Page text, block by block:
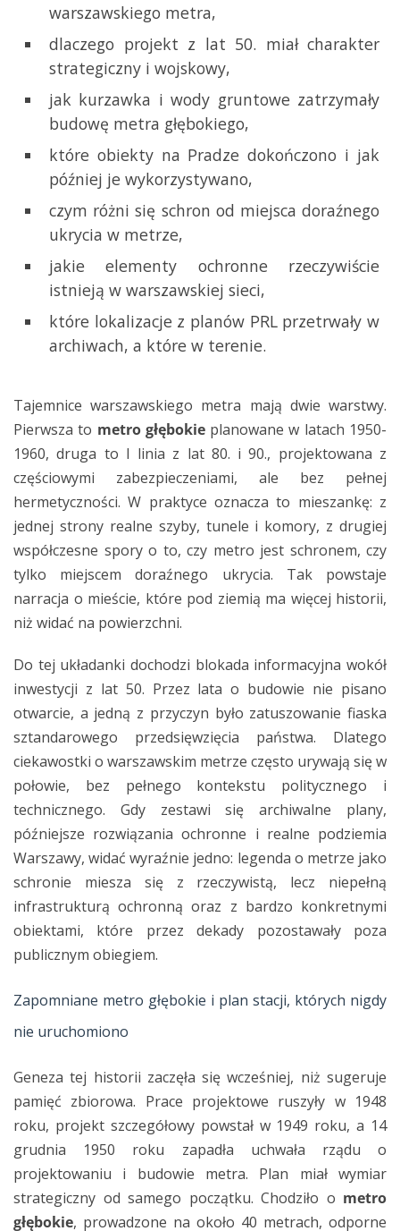
warszawskiego metra,
dlaczego projekt z lat 50. miał charakter
strategiczny i wojskowy,
jak kurzawka i wody gruntowe zatrzymały
budowę metra głębokiego,
które obiekty na Pradze dokończono i jak
później je wykorzystywano,
czym różni się schron od miejsca doraźnego
ukrycia w metrze,
jakie elementy ochronne rzeczywiście
istnieją w warszawskiej sieci,
które lokalizacje z planów PRL przetrwały w
archiwach, a które w terenie.
Tajemnice warszawskiego metra mają dwie warstwy.
Pierwsza to metro głębokieplanowane w latach 1950-
1960, druga to I linia z lat 80. i 90., projektowana z
częściowymi zabezpieczeniami, ale bez pełnej
hermetyczności. W praktyce oznacza to mieszankę: z
jednej strony realne szyby, tunele i komory, z drugiej
współczesne spory o to, czy metro jest schronem, czy
tylko miejscem doraźnego ukrycia. Tak powstaje
narracja o mieście, które pod ziemią ma więcej historii,
niż widać na powierzchni.
Do tej układanki dochodzi blokada informacyjna wokół
inwestycji z lat 50. Przez lata o budowie nie pisano
otwarcie, a jedną z przyczyn było zatuszowanie fiaska
sztandarowego przedsięwzięcia państwa. Dlatego
ciekawostki o warszawskim metrze często urywają się w
połowie, bez pełnego kontekstu politycznego i
technicznego. Gdy zestawi się archiwalne plany,
późniejsze rozwiązania ochronne i realne podziemia
Warszawy, widać wyraźnie jedno: legenda o metrze jako
schronie miesza się z rzeczywistą, lecz niepełną
infrastrukturą ochronną oraz z bardzo konkretnymi
obiektami, które przez dekady pozostawały poza
publicznym obiegiem.
Zapomniane metro głębokie i plan stacji, których nigdy
nie uruchomiono
Geneza tej historii zaczęła się wcześniej, niż sugeruje
pamięć zbiorowa. Prace projektowe ruszyły w 1948
roku, projekt szczegółowy powstał w 1949 roku, a 14
grudnia 1950 roku zapadła uchwała rządu o
projektowaniu i budowie metra. Plan miał wymiar
strategiczny od samego początku. Chodziło o metro
głębokie, prowadzone na około 40 metrach, odporne